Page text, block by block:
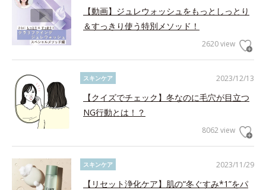
【動画】ジュレウォッシュをもっとしっとり
＆すっきり使う特別メソッド！
2620 view
2023/12/13
スキンケア
【クイズでチェック】冬なのに毛穴が目立つ
NG行動とは！？
8062 view
2023/11/29
スキンケア
【リセット浄化ケア】肌の“冬ぐすみ*1”をパ